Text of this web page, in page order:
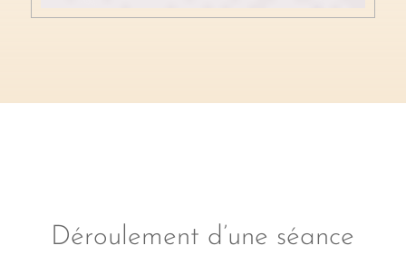
Déroulement d’une séance